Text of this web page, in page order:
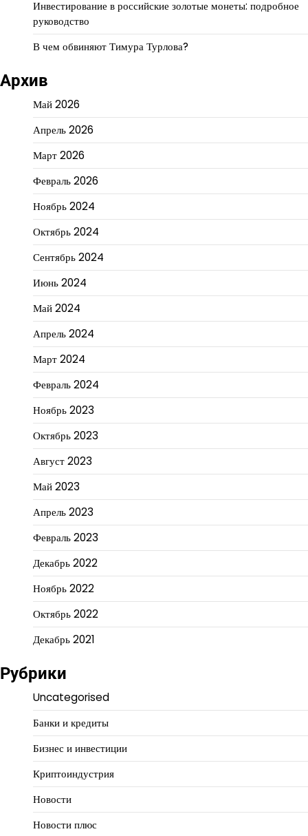
Инвестирование в российские золотые монеты: подробное
руководство
В чем обвиняют Тимура Турлова?
Архив
Май 2026
Апрель 2026
Март 2026
Февраль 2026
Ноябрь 2024
Октябрь 2024
Сентябрь 2024
Июнь 2024
Май 2024
Апрель 2024
Март 2024
Февраль 2024
Ноябрь 2023
Октябрь 2023
Август 2023
Май 2023
Апрель 2023
Февраль 2023
Декабрь 2022
Ноябрь 2022
Октябрь 2022
Декабрь 2021
Рубрики
Uncategorised
Банки и кредиты
Бизнес и инвестиции
Криптоиндустрия
Новости
Новости плюс